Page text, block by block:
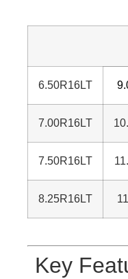
6.50R16LT
7.00R16LT
7.50R16LT
8.25R16LT
Key